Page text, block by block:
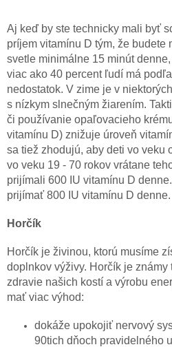
Aj keď by ste technicky mali byť
príjem vitamínu D tým, že budete
svetle minimálne 15 minút
viac ako 40 percent ľudí má
nedostatok. V zime je v
s nízkym slnečným žiarením.
či používanie opaľovacieho
vitamínu D) znižuje úroveň
sa tiež zhodujú, aby deti vo veku
vo veku 19 - 70 rokov vrátane
prijímali 600 IU vitamínu D
prijímať 800 IU vitamínu D denne.
Horčík
Horčík je živinou, ktorú musíme
doplnkov výživy. Horčík je známy
zdravie našich kostí a výrobu
mať viac výhod:
dokáže upokojiť nervový
90tich dňoch pravidelného